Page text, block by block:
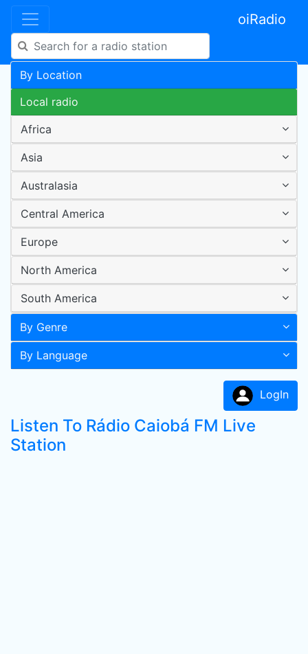
oiRadio
By Location
Local radio
Africa
Asia
Australasia
Central America
Europe
North America
South America
By Genre
By Language
LogIn
Listen To Rádio Caiobá FM Live
Station